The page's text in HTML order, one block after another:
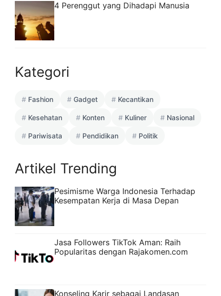
4 Perenggut yang Dihadapi Manusia
Kategori
Fashion Gadget Kecantikan
Kesehatan Konten Kuliner Nasional
Pariwisata Pendidikan Politik
Artikel Trending
Pesimisme Warga Indonesia Terhadap
Kesempatan Kerja di Masa Depan
Jasa Followers TikTok Aman: Raih
Popularitas dengan Rajakomen.com
Konseling Karir sebagai Landasan